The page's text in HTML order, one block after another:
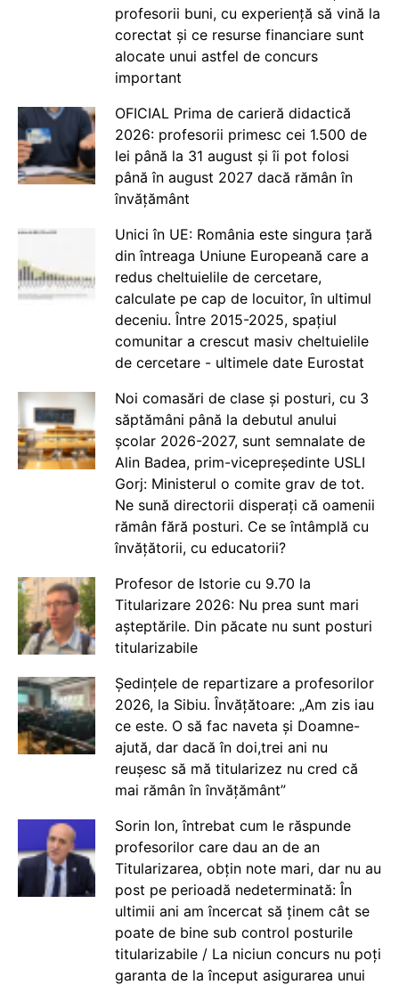
profesorii buni, cu experiență să vină la
corectat și ce resurse financiare sunt
alocate unui astfel de concurs
important
OFICIAL Prima de carieră didactică
2026: profesorii primesc cei 1.500 de
lei până la 31 august și îi pot folosi
până în august 2027 dacă rămân în
învățământ
Unici în UE: România este singura țară
din întreaga Uniune Europeană care a
redus cheltuielile de cercetare,
calculate pe cap de locuitor, în ultimul
deceniu. Între 2015-2025, spațiul
comunitar a crescut masiv cheltuielile
de cercetare - ultimele date Eurostat
Noi comasări de clase și posturi, cu 3
săptămâni până la debutul anului
școlar 2026-2027, sunt semnalate de
Alin Badea, prim-vicepreședinte USLI
Gorj: Ministerul o comite grav de tot.
Ne sună directorii disperați că oamenii
rămân fără posturi. Ce se întâmplă cu
învățătorii, cu educatorii?
Profesor de Istorie cu 9.70 la
Titularizare 2026: Nu prea sunt mari
așteptările. Din păcate nu sunt posturi
titularizabile
Ședințele de repartizare a profesorilor
2026, la Sibiu. Învățătoare: „Am zis iau
ce este. O să fac naveta și Doamne-
ajută, dar dacă în doi,trei ani nu
reușesc să mă titularizez nu cred că
mai rămân în învățământ”
Sorin Ion, întrebat cum le răspunde
profesorilor care dau an de an
Titularizarea, obțin note mari, dar nu au
post pe perioadă nedeterminată: În
ultimii ani am încercat să ținem cât se
poate de bine sub control posturile
titularizabile / La niciun concurs nu poți
garanta de la început asigurarea unui